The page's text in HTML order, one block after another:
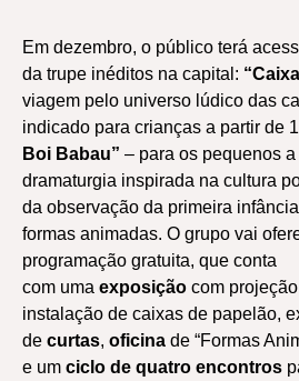
Em dezembro, o público terá
da trupe inéditos na capital:
viagem pelo universo lúdico das
indicado para crianças a partir de
Boi Babau” – para os pequenos
dramaturgia inspirada na cultura
da observação da primeira
formas animadas. O grupo vai
programação gratuita, que conta
com uma exposição com
instalação de caixas de papelão,
de curtas, oficina de “Formas
e um ciclo de quatro encontros